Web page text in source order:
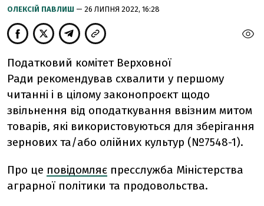
ОЛЕКСІЙ ПАВЛИШ — 26 ЛИПНЯ 2022, 16:28
Податковий комітет Верховної
Ради рекомендував схвалити у першому
читанні і в цілому законопроєкт щодо
звільнення від оподаткування ввізним митом
товарів, які використовуються для зберігання
зернових та/або олійних культур (№7548-1).
Про це повідомляє пресслужба Міністерства
аграрної політики та продовольства.